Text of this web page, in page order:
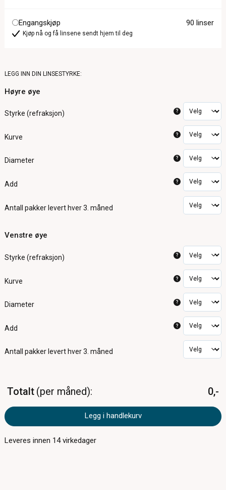
Engangskjøp 90 linser
Kjøp nå og få linsene sendt hjem til deg
LEGG INN DIN LINSESTYRKE:
Høyre øye
Styrke (refraksjon) ?
Kurve ?
Diameter ?
Add ?
Antall pakker levert hver 3. måned
Venstre øye
Styrke (refraksjon) ?
Kurve ?
Diameter ?
Add ?
Antall pakker levert hver 3. måned
Totalt per måned 0,-
Legg i handlekurv
Leveres innen 14virkedager